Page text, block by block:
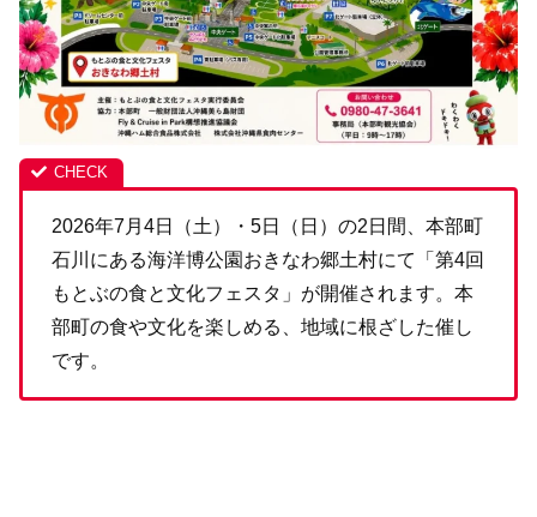
2026年7月4日（土）・5日（日）の2日間、本部町
石川にある海洋博公園おきなわ郷土村にて「第4回
もとぶの食と文化フェスタ」が開催されます。本
部町の食や文化を楽しめる、地域に根ざした催し
です。